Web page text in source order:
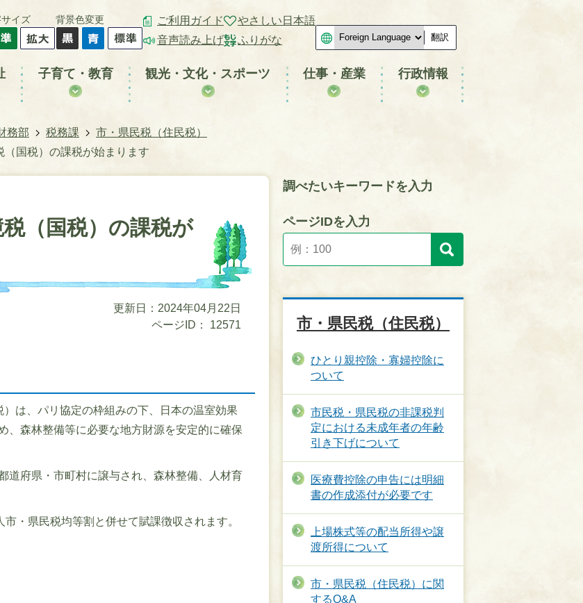
イズ 背景色変更
ご利用ガイド
音声読み上げ
やさしい日本語
ふりがな
翻訳
子育て・教育 観光・文化・スポーツ 仕事・産業 行政情報
務部 税務課
市・県民税（住民税）
国税）の課税が始まります
（国税）の課税が
更新日：2024年04月22日
ページID：
12571
は、パリ協定の枠組みの下、日本の温室効果
、森林整備等に必要な地方財源を安定的に確保
道府県・市町村に譲与され、森林整備、人材育
・県民税均等割と併せて賦課徴収されます。
調べたいキーワードを入力
ページIDを入力
市・県民税（住民税）
ひとり親控除・寡婦控除に
ついて
市民税・県民税の非課税判
定における未成年者の年齢
引き下げについて
医療費控除の申告には明細
書の作成添付が必要です
上場株式等の配当所得や譲
渡所得について
市・県民税（住民税）に関
するQ&A